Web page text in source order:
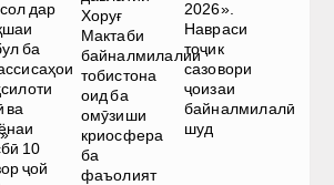
дар
ба
ва
10
ҷой
Хоруғ
Мактаби
байналмилалии
тобистона
оид ба
омӯзиши
криосфера
ба
фаъолият
2026».
Навраси
тоҷик
сазовори
ҷоизаи
байналмилалӣ
шуд